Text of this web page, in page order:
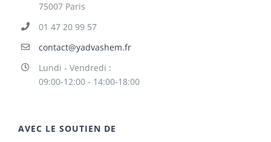
75007 Paris
01 47 20 99 57
contact@yadvashem.fr
Lundi - Vendredi :
09:00-12:00 - 14:00-18:00
AVEC LE SOUTIEN DE